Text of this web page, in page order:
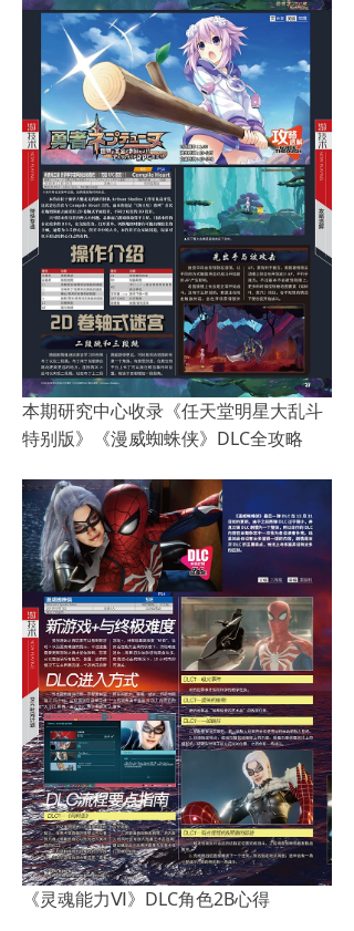
本期研究中心收录《任天堂明星大乱斗
特别版》《漫威蜘蛛侠》DLC全攻略
《灵魂能力Ⅵ》DLC角色2B心得